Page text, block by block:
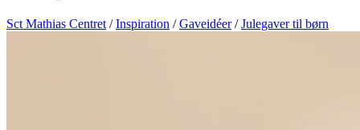
Sct Mathias Centret /Inspiration /Gaveidéer/Julegaver til børn